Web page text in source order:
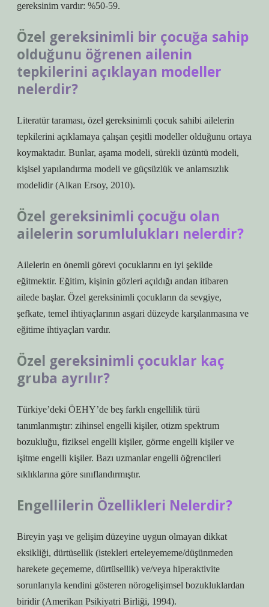
gereksinim vardır: %50-59.
Özel gereksinimli bir çocuğa sahip
olduğunu öğrenen ailenin
tepkilerini açıklayan modeller
nelerdir?
Literatür taraması, özel gereksinimli çocuk sahibi ailelerin
tepkilerini açıklamaya çalışan çeşitli modeller olduğunu ortaya
koymaktadır. Bunlar, aşama modeli, sürekli üzüntü modeli,
kişisel yapılandırma modeli ve güçsüzlük ve anlamsızlık
modelidir (Alkan Ersoy, 2010).
Özel gereksinimli çocuğu olan
ailelerin sorumlulukları nelerdir?
Ailelerin en önemli görevi çocuklarını en iyi şekilde
eğitmektir. Eğitim, kişinin gözleri açıldığı andan itibaren
ailede başlar. Özel gereksinimli çocukların da sevgiye,
şefkate, temel ihtiyaçlarının asgari düzeyde karşılanmasına ve
eğitime ihtiyaçları vardır.
Özel gereksinimli çocuklar kaç
gruba ayrılır?
Türkiye’deki ÖEHY’de beş farklı engellilik türü
tanımlanmıştır: zihinsel engelli kişiler, otizm spektrum
bozukluğu, fiziksel engelli kişiler, görme engelli kişiler ve
işitme engelli kişiler. Bazı uzmanlar engelli öğrencileri
sıklıklarına göre sınıflandırmıştır.
Engellilerin Özellikleri Nelerdir?
Bireyin yaşı ve gelişim düzeyine uygun olmayan dikkat
eksikliği, dürtüsellik (istekleri erteleyememe/düşünmeden
harekete geçememe, dürtüsellik) ve/veya hiperaktivite
sorunlarıyla kendini gösteren nörogelişimsel bozukluklardan
biridir (Amerikan Psikiyatri Birliği, 1994).